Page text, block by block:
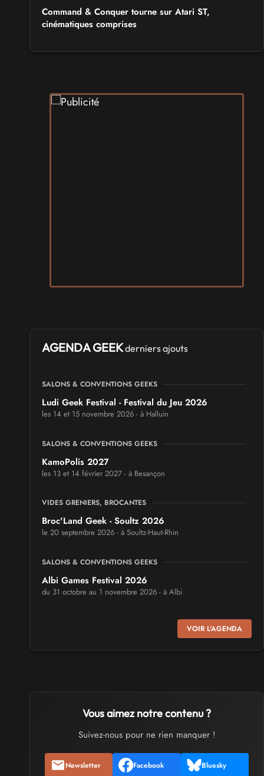
Command & Conquer tourne sur Atari ST,
cinématiques comprises
AGENDA GEEKderniers ajouts
SALONS & CONVENTIONS GEEKS
Ludi Geek Festival - Festival du Jeu 2026
les 14 et 15 novembre 2026 - à Halluin
SALONS & CONVENTIONS GEEKS
KamoPolis 2027
les 13 et 14 février 2027 - à Besançon
VIDES GRENIERS, BROCANTES
Broc'Land Geek - Soultz 2026
le 20 septembre 2026 - à Soultz-Haut-Rhin
SALONS & CONVENTIONS GEEKS
Albi Games Festival 2026
du 31 octobre au 1 novembre 2026 - à Albi
Virtual Calais - salon du jeu vidéo et des loisirs
numériques 2026
SALONS & CONVENTIONS GEEKS
Trolls et Légendes 2027
CULTURE JAPONAISE ET OTAKU
Mang'Azur 2027
VOIR L'AGENDA
Vous aimez notre contenu ?
Suivez-nous pour ne rien manquer !
Newsletter Facebook Bluesky